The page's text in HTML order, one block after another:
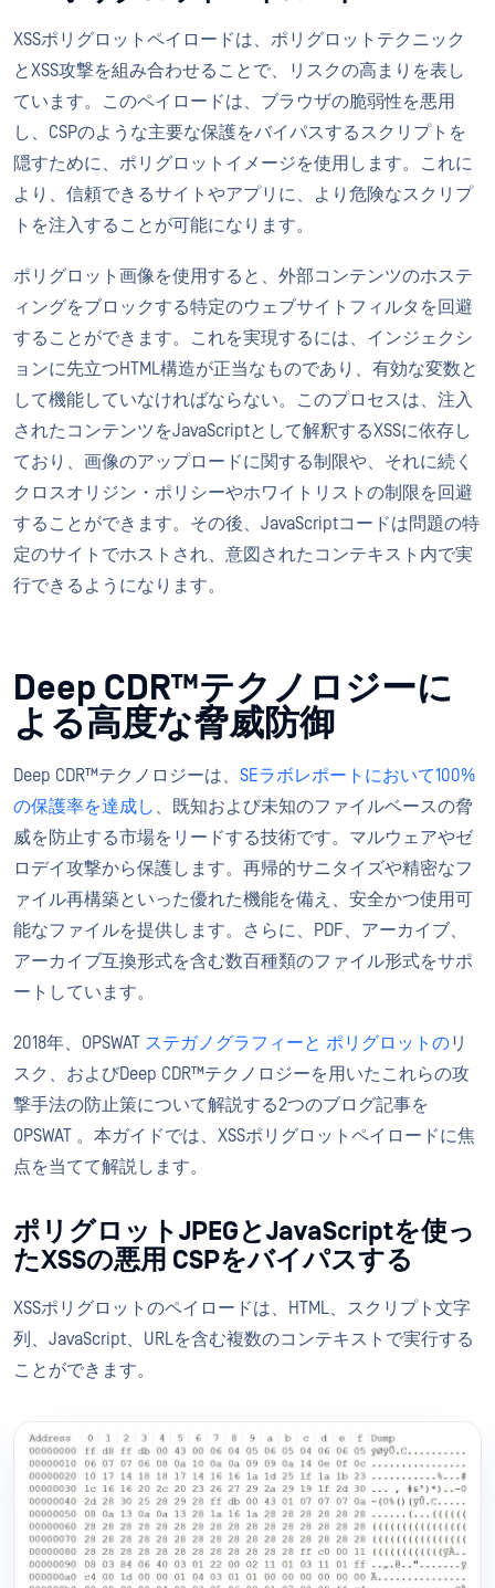
XSSポリグロットペイロードは、ポリグロットテクニック
とXSS攻撃を組み合わせることで、リスクの高まりを表し
ています。このペイロードは、ブラウザの脆弱性を悪用
し、CSPのような主要な保護をバイパスするスクリプトを
隠すために、ポリグロットイメージを使用します。これに
より、信頼できるサイトやアプリに、より危険なスクリプ
トを注入することが可能になります。
ポリグロット画像を使用すると、外部コンテンツのホステ
ィングをブロックする特定のウェブサイトフィルタを回避
することができます。これを実現するには、インジェクシ
ョンに先立つHTML構造が正当なものであり、有効な変数と
して機能していなければならない。このプロセスは、注入
されたコンテンツをJavaScriptとして解釈するXSSに依存し
ており、画像のアップロードに関する制限や、それに続く
クロスオリジン・ポリシーやホワイトリストの制限を回避
することができます。その後、JavaScriptコードは問題の特
定のサイトでホストされ、意図されたコンテキスト内で実
行できるようになります。
Deep CDR™テクノロジーに
よる高度な脅威防御
Deep CDR™テクノロジーは、 SEラボレポートにおいて100%
の保護率を達成し 、既知および未知のファイルベースの脅
威を防止する市場をリードする技術です。マルウェアやゼ
ロデイ攻撃から保護します。再帰的サニタイズや精密なフ
ァイル再構築といった優れた機能を備え、安全かつ使用可
能なファイルを提供します。さらに、PDF、アーカイブ、
アーカイブ互換形式を含む数百種類のファイル形式をサポ
ートしています。
2018年、OPSWAT ステガノグラフィーと ポリグロットのリ
スク、およびDeep CDR™テクノロジーを用いたこれらの攻
撃手法の防止策について解説する2つのブログ記事を
OPSWAT 。本ガイドでは、XSSポリグロットペイロードに焦
点を当てて解説します。
ポリグロットJPEGとJavaScriptを使っ
たXSSの悪用 CSPをバイパスする
XSSポリグロットのペイロードは、HTML、スクリプト文字
列、JavaScript、URLを含む複数のコンテキストで実行する
ことができます。